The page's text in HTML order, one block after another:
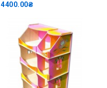
4400.00₴